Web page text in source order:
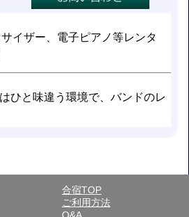
イザー、電子ピアノ等レンタ
ひと味違う環境で、バンドのレ
合宿TOP
ご利用方法
Q&A